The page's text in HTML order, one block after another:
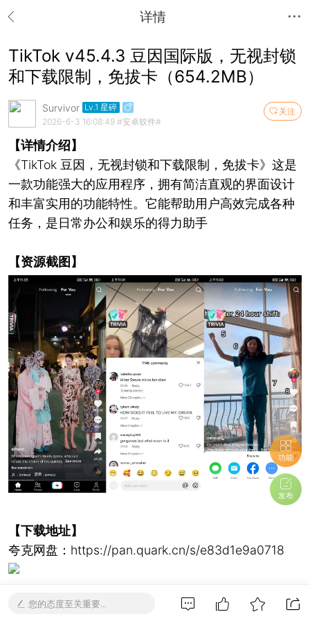
详情
TikTok v45.4.3 豆因国际版，无视封锁
和下载限制，免拔卡（654.2MB）
关注
Survivor Lv.1 星碎
2026-6-3 16:08:49 #安卓软件#
【详情介绍】
《TikTok 豆因，无视封锁和下载限制，免拔卡》这是
一款功能强大的应用程序，拥有简洁直观的界面设计
和丰富实用的功能特性。它能帮助用户高效完成各种
任务，是日常办公和娱乐的得力助手
【资源截图】
【下载地址】
夸克网盘：https://pan.quark.cn/s/e83d1e9a0718
您的态度至关重要...
功能
发布